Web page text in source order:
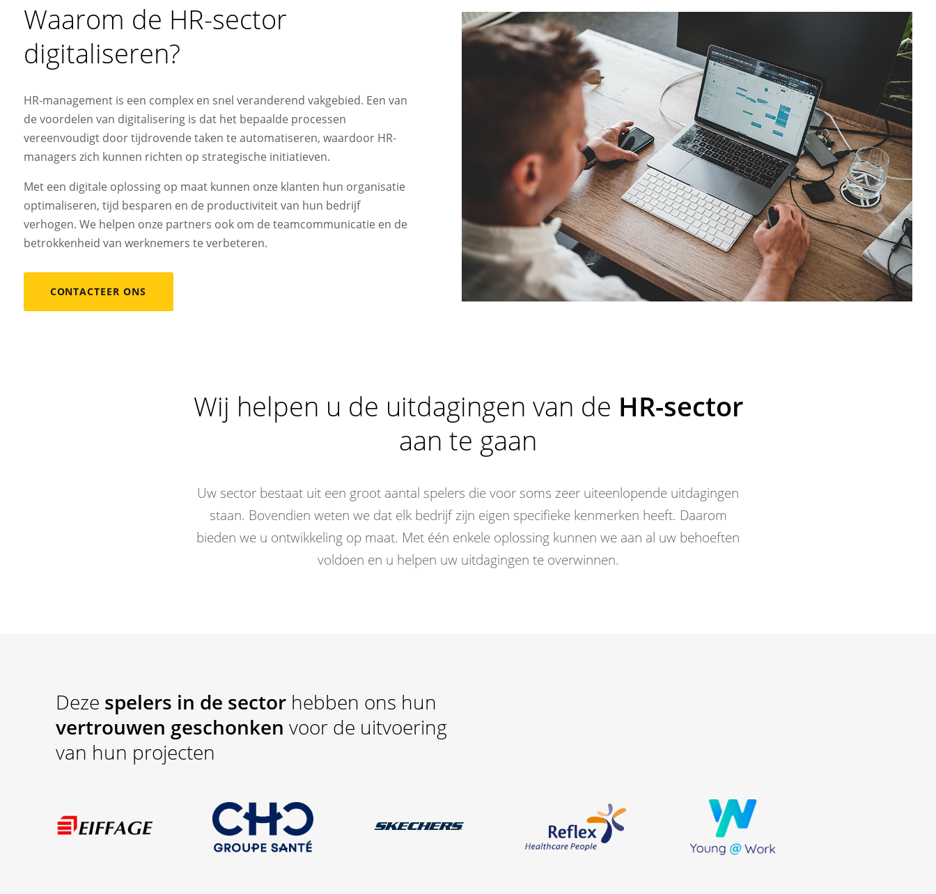
Waarom de HR-sector
digitaliseren?
HR-management is een complex en snel veranderend vakgebied. Een van
de voordelen van digitalisering is dat het bepaalde processen
vereenvoudigt door tijdrovende taken te automatiseren, waardoor HR-
managers zich kunnen richten op strategische initiatieven.
Met een digitale oplossing op maat kunnen onze klanten hun organisatie
optimaliseren, tijd besparen en de productiviteit van hun bedrijf
verhogen. We helpen onze partners ook om de teamcommunicatie en de
betrokkenheid van werknemers te verbeteren.
CONTACTEER ONS
Wij helpen u de uitdagingen van de HR-sector
aan te gaan
Uw sector bestaat uit een groot aantal spelers die voor soms zeer uiteenlopende uitdagingen
staan. Bovendien weten we dat elk bedrijf zijn eigen specifieke kenmerken heeft. Daarom
bieden we u ontwikkeling op maat. Met één enkele oplossing kunnen we aan al uw behoeften
voldoen en u helpen uw uitdagingen te overwinnen.
Deze spelers in de sector hebben ons hun
vertrouwen geschonken voor de uitvoering
van hun projecten